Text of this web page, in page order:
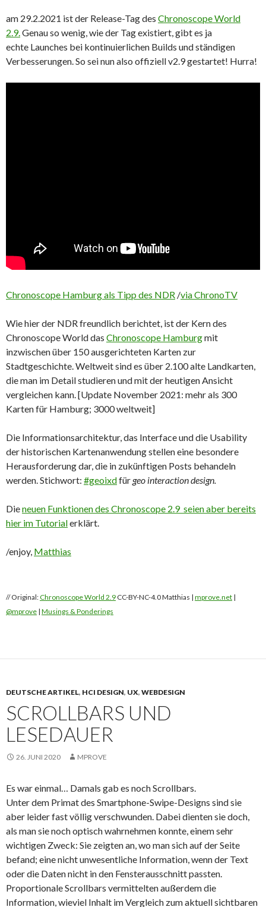
am 29.2.2021 ist der Release-Tag des Chronoscope World
2.9.Genau so wenig, wie der Tag existiert, gibt es ja
echte Launches bei kontinuierlichen Builds und ständigen
Verbesserungen. So sei nun also offiziell v2.9 gestartet! Hurra!
Chronoscope Hamburg als Tipp des NDR /via ChronoTV
Wie hier der NDR freundlich berichtet, ist der Kern des
Chronoscope World das Chronoscope Hamburgmit
inzwischen über 150 ausgerichteten Karten zur
Stadtgeschichte. Weltweit sind es über 2.100 alte Landkarten,
die man im Detail studieren und mit der heutigen Ansicht
vergleichen kann. [Update November 2021: mehr als 300
Karten für Hamburg; 3000 weltweit]
Die Informationsarchitektur, das Interface und die Usability
der historischen Kartenanwendung stellen eine besondere
Herausforderung dar, die in zukünftigen Posts behandeln
werden. Stichwort: #geoixdfürgeo interaction design.
Dieneuen Funktionen des Chronoscope 2.9 seien aber bereits
hier im Tutorialerklärt.
/enjoy, Matthias
// Original:Chronoscope World 2.9 CC-BY-NC-4.0 Matthias | mprove.net |
@mprove | Musings & Ponderings
DEUTSCHE ARTIKEL, HCI DESIGN, UX, WEBDESIGN
SCROLLBARS UND
LESEDAUER
26. JUNI 2020 MPROVE
Es war einmal… Damals gab es noch Scrollbars.
Unter dem Primat des Smartphone-Swipe-Designs sind sie
aber leider fast völlig verschwunden. Dabei dienten sie doch,
als man sie noch optisch wahrnehmen konnte, einem sehr
wichtigen Zweck: Sie zeigten an, wo man sich auf der Seite
befand; eine nicht unwesentliche Information, wenn der Text
oder die Daten nicht in den Fensterausschnitt passten.
Proportionale Scrollbars vermittelten außerdem die
Information, wieviel Inhalt im Vergleich zum aktuell sichtbaren